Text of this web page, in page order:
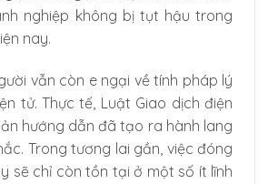
nghiệp không bị tụt hậu trong
nay.
vẫn còn e ngại về tính pháp lý
tử. Thực tế, Luật Giao dịch điện
hướng dẫn đã tạo ra hành lang
Trong tương lai gần, việc đóng
sẽ chỉ còn tồn tại ở một số ít lĩnh